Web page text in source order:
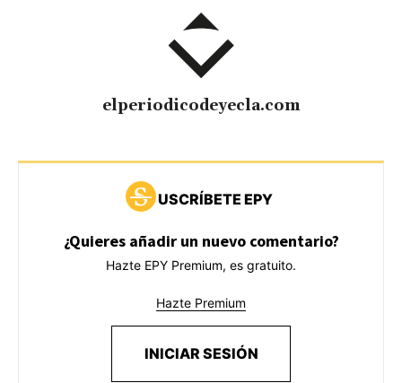
elperiodicodeyecla.com
USCRÍBETE EPY
¿Quieres añadir un nuevo comentario?
Hazte EPY Premium, es gratuito.
Hazte Premium
INICIAR SESIÓN